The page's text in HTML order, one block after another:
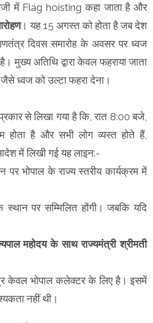
में Flag hoisting कहा जाता है और
। यह 15 अगस्त को होता है जब देश
दिवस समारोह के अवसर पर ध्वज
मुख्य अतिथि द्वारा केवल फहराया जाता
ध्वज को उल्टा फहरा देना।
से लिखा गया है कि, रात 8:00 बजे,
होता है और सभी लोग व्यस्त होते हैं,
में लिखी गई यह लाइन:-
पर भोपाल के राज्य स्तरीय कार्यक्रम में
पर सम्मिलित होंगी। जबकि यदि
महोदय के साथ राज्यमंत्री श्रीमती
केवल भोपाल कलेक्टर के लिए है। इसमें
नहीं थी।